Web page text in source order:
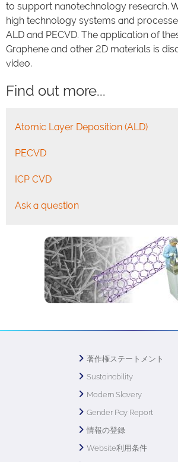
to support nanotechnology research.
high technology systems and
ALD and PECVD. The application of
Graphene and other 2D materials is
video.
Find out more...
Atomic Layer Deposition (ALD)
PECVD
ICP CVD
Ask a question
著作権ステートメント
Sustainability
Modern Slavery
Gender Pay Report
情報の登録
Website利用条件